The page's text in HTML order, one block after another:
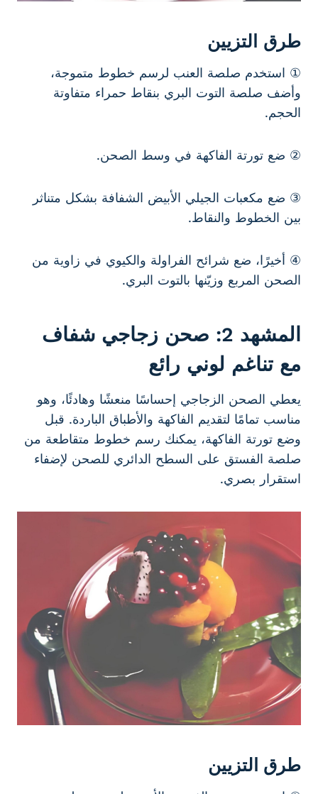
طرق التزيين
① استخدم صلصة العنب لرسم خطوط متموجة،
وأضف صلصة التوت البري بنقاط حمراء متفاوتة
الحجم.
② ضع تورتة الفاكهة في وسط الصحن.
③ ضع مكعبات الجيلي الأبيض الشفافة بشكل متناثر
بين الخطوط والنقاط.
④ أخيرًا، ضع شرائح الفراولة والكيوي في زاوية من
الصحن المربع وزيّنها بالتوت البري.
المشهد 2: صحن زجاجي شفاف
مع تناغم لوني رائع
يعطي الصحن الزجاجي إحساسًا منعشًا وهادئًا، وهو
مناسب تمامًا لتقديم الفاكهة والأطباق الباردة. قبل
وضع تورتة الفاكهة، يمكنك رسم خطوط متقاطعة من
صلصة الفستق على السطح الدائري للصحن لإضفاء
استقرار بصري.
طرق التزيين